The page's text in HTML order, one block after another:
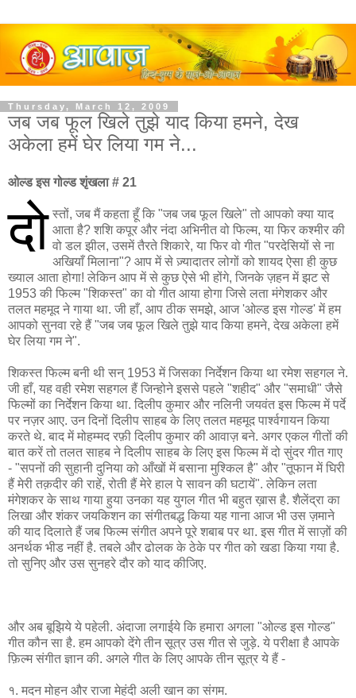
Thursday, March 12, 2009
जब जब फूल खिले तुझे याद किया हमने, देख
अकेला हमें घेर लिया गम ने...
ओल्ड इस गोल्ड शृंखला # 21
दो स्तों, जब मैं कहता हूँ कि "जब जब फूल खिले" तो आपको क्या याद
आता है? शशि कपूर और नंदा अभिनीत वो फिल्म, या फिर कश्मीर की
वो डल झील, उसमें तैरते शिकारे, या फिर वो गीत "परदेसियों से ना
अखियाँ मिलाना"? आप में से ज़्यादातर लोगों को शायद ऐसा ही कुछ
ख्याल आता होगा! लेकिन आप में से कुछ ऐसे भी होंगे, जिनके ज़हन में झट से
1953 की फिल्म "शिकस्त" का वो गीत आया होगा जिसे लता मंगेशकर और
तलत महमूद ने गाया था. जी हाँ, आप ठीक समझे, आज 'ओल्ड इस गोल्ड' में हम
आपको सुनवा रहे हैं "जब जब फूल खिले तुझे याद किया हमने, देख अकेला हमें
घेर लिया गम ने".
शिकस्त फिल्म बनी थी सन् 1953 में जिसका निर्देशन किया था रमेश सहगल ने.
जी हाँ, यह वही रमेश सहगल हैं जिन्होने इससे पहले "शहीद" और "समाधी" जैसे
फिल्मों का निर्देशन किया था. दिलीप कुमार और नलिनी जयवंत इस फिल्म में पर्दे
पर नज़र आए. उन दिनों दिलीप साहब के लिए तलत महमूद पार्श्वगायन किया
करते थे. बाद में मोहम्मद रफ़ी दिलीप कुमार की आवाज़ बने. अगर एकल गीतों की
बात करें तो तलत साहब ने दिलीप साहब के लिए इस फिल्म में दो सुंदर गीत गाए
- "सपनों की सुहानी दुनिया को आँखों में बसाना मुश्किल है" और "तूफान में घिरी
हैं मेरी तक़दीर की राहें, रोती हैं मेरे हाल पे सावन की घटायें". लेकिन लता
मंगेशकर के साथ गाया हुया उनका यह युगल गीत भी बहुत ख़ास है. शैलेंद्रा का
लिखा और शंकर जयकिशन का संगीतबद्ध किया यह गाना आज भी उस ज़माने
की याद दिलाते हैं जब फिल्म संगीत अपने पूरे शबाब पर था. इस गीत में साज़ों की
अनर्थक भीड नहीं है. तबले और ढोलक के ठेके पर गीत को खडा किया गया है.
तो सुनिए और उस सुनहरे दौर को याद कीजिए.
और अब बूझिये ये पहेली. अंदाजा लगाईये कि हमारा अगला "ओल्ड इस गोल्ड"
गीत कौन सा है. हम आपको देंगे तीन सूत्र उस गीत से जुड़े. ये परीक्षा है आपके
फ़िल्म संगीत ज्ञान की. अगले गीत के लिए आपके तीन सूत्र ये हैं -
१. मदन मोहन और राजा मेहंदी अली खान का संगम.